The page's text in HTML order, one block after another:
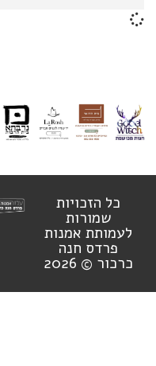
כל הזכויות
שמורות
לעמותת אמנות
פרדס חנה
כרכור © 2026